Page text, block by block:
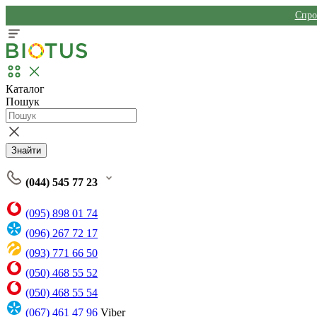
Каталог
Пошук
Знайти
(044) 545 77 23
(095) 898 01 74
(096) 267 72 17
(093) 771 66 50
(050) 468 55 52
(050) 468 55 54
(067) 461 47 96 Viber